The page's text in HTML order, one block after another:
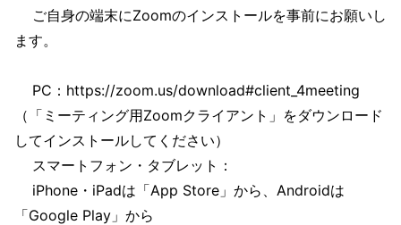
ご自身の端末にZoomのインストールを事前にお願いし
ます。
PC：https://zoom.us/download#client_4meeting
（「ミーティング用Zoomクライアント」をダウンロード
してインストールしてください）
スマートフォン・タブレット：
iPhone・iPadは「App Store」から、Androidは
「Google Play」から